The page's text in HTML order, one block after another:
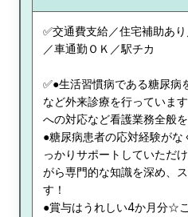
✅交通費支給／住宅補助あ
／車通勤ＯＫ／駅チカ
✅●生活習慣病である糖尿病
など外来診療を行っていま
への対応など看護業務全般
●糖尿病患者の応対経験がな
っかりサポートしていただ
がら専門的な知識を深め、
す！
●賞与はうれしい4か月分☆